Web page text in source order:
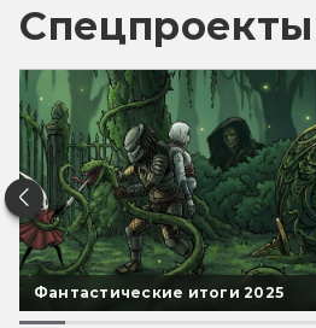
Спецпроекты
Фантастические итоги 2025